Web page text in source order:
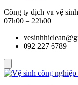
Công ty dịch vụ vệ
07h00 – 22h00
092 227 6789